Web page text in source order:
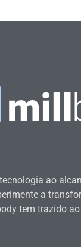
ao
a
tem trazido